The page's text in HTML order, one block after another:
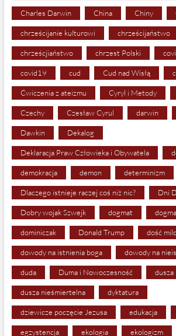
Charles Darwin China Chiny
chrześcijanie kulturowi chrześcijaństwo
chrześcjiaństwo chrzest Polski
covid19 cud Cud nad Wisłą
Ćwiczenia z ateizmu Cyryl i Metody
Czechy Czesław Cyrul darwin
Dawkin Dekalog
Deklaracja Praw Człowieka i Obywatela
demokracja demon determinizm
Dlaczego istnieje raczej coś niż nic? Dni
Dobry wojak Szwejk dogmat
dominiczak Donald Trump dość
dowody na istnienia boga dowody na
duda Duma i Nowoczesność dusza
dusza nieśmiertelna dyktatura
dziewicze poczęcie Jezusa edukacja
egzystencja ekologia ekologizm